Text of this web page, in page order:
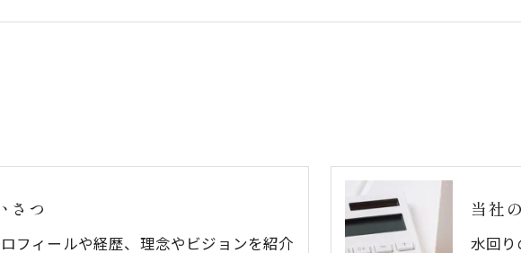
さつ
フィールや経歴、理念やビジョンを紹介
当社
水回